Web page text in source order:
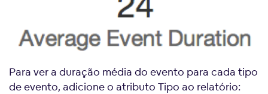
Para ver a duração média do evento para cada tipo
de evento, adicione o atributo Tipo ao relatório: